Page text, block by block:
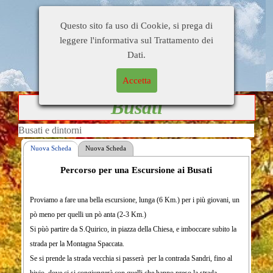
dintorni
Busati
Busati e dintorni
Nuova Scheda Nuova Scheda
Percorso per una Escursione ai Busati
Proviamo a fare una bella escursione, lunga (6 Km.) per i più giovani, un
pò meno per quelli un pò anta (2-3 Km.)
Si pùò partire da S.Quirico, in piazza della Chiesa, e imboccare subito la
strada per la Montagna Spaccata.
Se si prende la strada vecchia si passerà per la contrada Sandri, fino al
Si passa sopra un piccolo ponte che attraversa il torrente che, infilatosi
In questo tratto di strada, stretta ma asfaltata, può eventualmente
parcheggiare, chi ha scelto l'escursione breve.
Dopo circa un Km., sempre sulla destra, inizia una strada bianca (ora
consolidata a tratti con cemento), lunga circa 2 Km.
Imboccando questa strada, che si inoltra fra castagni, faggi, carpini ed
Questo sito fa uso di Cookie, si prega di
leggere l'informativa sul Trattamento dei
Dati.
Accetta